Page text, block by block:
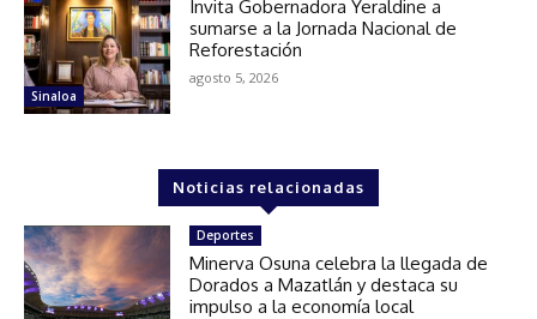
Sinaloa
Invita Gobernadora Yeraldine a
sumarse a la Jornada Nacional de
Reforestación
agosto 5, 2026
Noticias relacionadas
Deportes
Minerva Osuna celebra la llegada de
Dorados a Mazatlán y destaca su
impulso a la economía local